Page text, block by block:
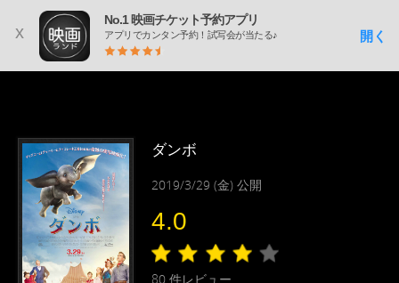
x
No.1 映画チケット予約アプリ
アプリでカンタン予約！試写会が当たる♪ 開く
ダンボ
2019/3/29 (金) 公開
4.0
80 件レビュー